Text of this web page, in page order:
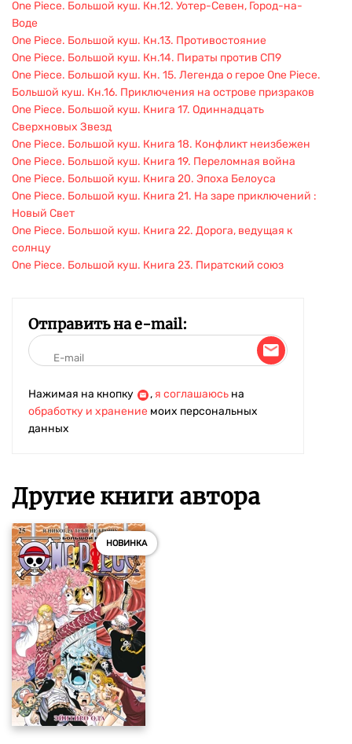
One Piece. Большой куш. Кн.12. Уотер-Севен, Город-на-
Воде
One Piece. Большой куш. Кн.13. Противостояние
One Piece. Большой куш. Кн.14. Пираты против СП9
One Piece. Большой куш. Кн. 15. Легенда о герое One Piece.
Большой куш. Кн.16. Приключения на острове призраков
One Piece. Большой куш. Книга 17. Одиннадцать
Сверхновых Звезд
One Piece. Большой куш. Книга 18. Конфликт неизбежен
One Piece. Большой куш. Книга 19. Переломная война
One Piece. Большой куш. Книга 20. Эпоха Белоуса
One Piece. Большой куш. Книга 21. На заре приключений :
Новый Свет
One Piece. Большой куш. Книга 22. Дорога, ведущая к
солнцу
One Piece. Большой куш. Книга 23. Пиратский союз
Отправить на e-mail:
Нажимая на кнопку , я соглашаюсь на
обработку и хранение моих персональных
данных
Другие книги автора
НОВИНКА